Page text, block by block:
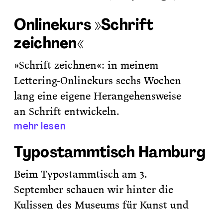
Onlinekurs »Schrift
zeichnen«
»Schrift zeichnen«: in meinem
Lettering-Onlinekurs sechs Wochen
lang eine eigene Herangehensweise
an Schrift entwickeln.
mehr lesen
Typostammtisch Hamburg
Beim Typostammtisch am 3.
September schauen wir hinter die
Kulissen des Museums für Kunst und